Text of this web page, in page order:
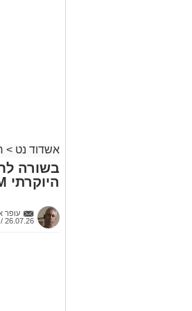
אשדוד נט >
בשורה
היוקרתי Go-STEM של משרד החינוך
עופר
26.07.26 / 10:58